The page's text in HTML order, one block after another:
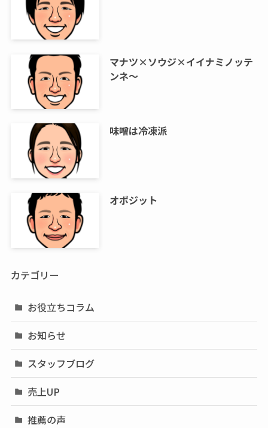
マナツ×ソウジ×イイナミノッテ
ンネ～
味噌は冷凍派
オポジット
カテゴリー
お役立ちコラム
お知らせ
スタッフブログ
売上UP
推薦の声